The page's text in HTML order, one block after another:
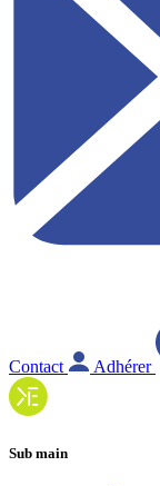
Contact Adhérer
Sub main